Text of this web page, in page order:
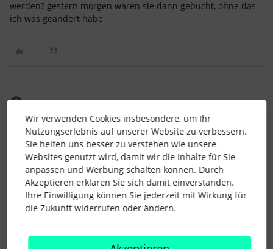
werden? gestern morgen waren sie dann gebucht, ohne das
ich was geändert habe
Lena Forum|Forum|3 years ago
@MaCherie1,
das hört sich seltsam an, ich erkundige mich intern. Sollte
etwas offensichtlich nicht stimmen, meldet Euch bitte bei
unserem Support, am besten mit einem konkreten Beispiel. :)
Dann können sie das an unser Produkt-Team weitergeben
und sie können es analysieren.
Wir verwenden Cookies insbesondere, um Ihr
Nutzungserlebnis auf unserer Website zu verbessern.
Sie helfen uns besser zu verstehen wie unsere
Websites genutzt wird, damit wir die Inhalte für Sie
anpassen und Werbung schalten können. Durch
Akzeptieren erklären Sie sich damit einverstanden.
Ihre Einwilligung können Sie jederzeit mit Wirkung für
die Zukunft widerrufen oder ändern.